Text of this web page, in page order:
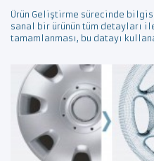
Ürün Geliştirme sürecinde
sanal bir ürünün tüm detayları ile
tamamlanması, bu datayı